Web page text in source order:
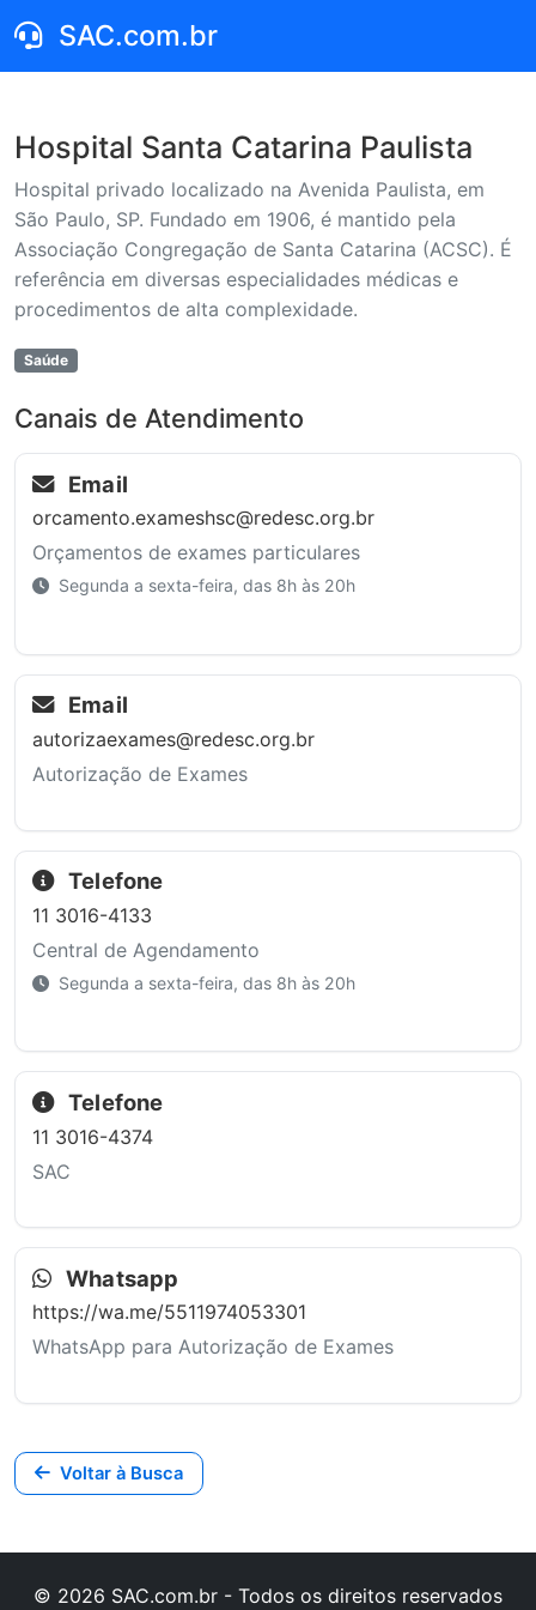
SAC.com.br
Hospital Santa Catarina Paulista
Hospital privado localizado na Avenida Paulista, em
São Paulo, SP. Fundado em 1906, é mantido pela
Associação Congregação de Santa Catarina (ACSC). É
referência em diversas especialidades médicas e
procedimentos de alta complexidade.
Saúde
Canais de Atendimento
Email
orcamento.exameshsc@redesc.org.br
Orçamentos de exames particulares
Segunda a sexta-feira, das 8h às 20h
Email
autorizaexames@redesc.org.br
Autorização de Exames
Telefone
11 3016-4133
Central de Agendamento
Segunda a sexta-feira, das 8h às 20h
Telefone
11 3016-4374
SAC
Whatsapp
https://wa.me/5511974053301
WhatsApp para Autorização de Exames
Voltar à Busca
© 2026 SAC.com.br - Todos os direitos reservados